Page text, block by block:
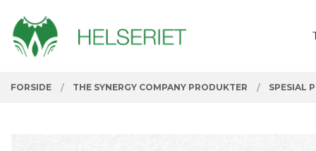
innholdet
PRODUKTER
Lukk
FORSIDE THE SYNERGY COMPANY PRODUKTER SPESIAL